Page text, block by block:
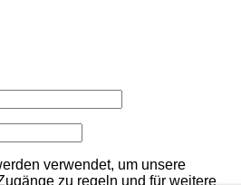
verwendet, um unsere
zu regeln und für weitere